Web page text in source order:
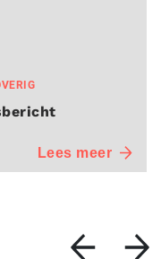
Lees meer